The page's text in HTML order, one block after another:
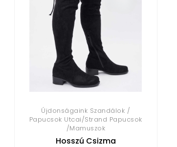
Újdonságaink Szandálok /
Papucsok Utcai/Strand Papucsok
/Mamuszok
Hosszú Csizma